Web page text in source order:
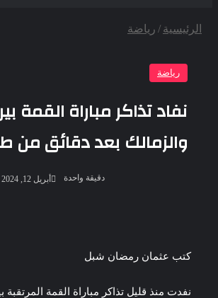
الرئيسية / رياضة
رياضة
نفاد تذاكر مباراة القمة
والزمالك بعد دقائق من
أبريل 12, 2024 دقيقة واحدة
كتب عثمان رمضان شبل
نفدت منذ قليل تذاكر مباراة القمة المرتقبة